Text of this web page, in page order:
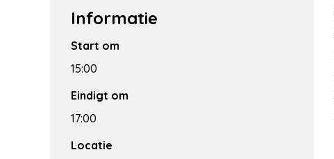
Informatie
Start om
15:00
Eindigt om
17:00
Locatie